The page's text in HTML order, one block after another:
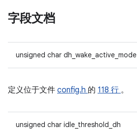
字段文档
unsigned char dh_wake_active_mode
定义位于文件 config.h 的 118 行 。
unsigned char idle_threshold_dh